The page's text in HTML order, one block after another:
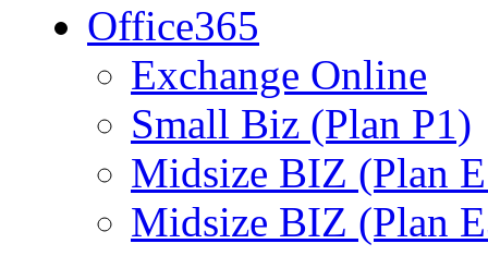
Office365
Exchange Online
Small Biz (Plan P1)
Midsize BIZ (Plan
Midsize BIZ (Plan